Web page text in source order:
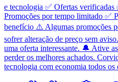
e tecnologia ✅ Ofertas verificadas
Promoções por tempo limitado ✅
benefício ⚠️ Algumas promoções
sofrer alteração de preço sem
uma oferta interessante. 🔔 Ative
perder os melhores achados.
tecnologia com economia todos os